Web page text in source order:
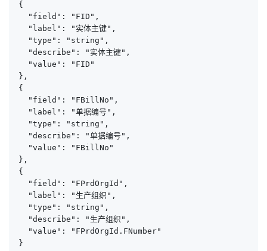
{
  "field": "FID",
  "label": "实体主键",
  "type": "string",
  "describe": "实体主键",
  "value": "FID"
},
{
  "field": "FBillNo",
  "label": "单据编号",
  "type": "string",
  "describe": "单据编号",
  "value": "FBillNo"
},
{
  "field": "FPrdOrgId",
  "label": "生产组织",
  "type": "string",
  "describe": "生产组织",
  "value": "FPrdOrgId.FNumber"
}